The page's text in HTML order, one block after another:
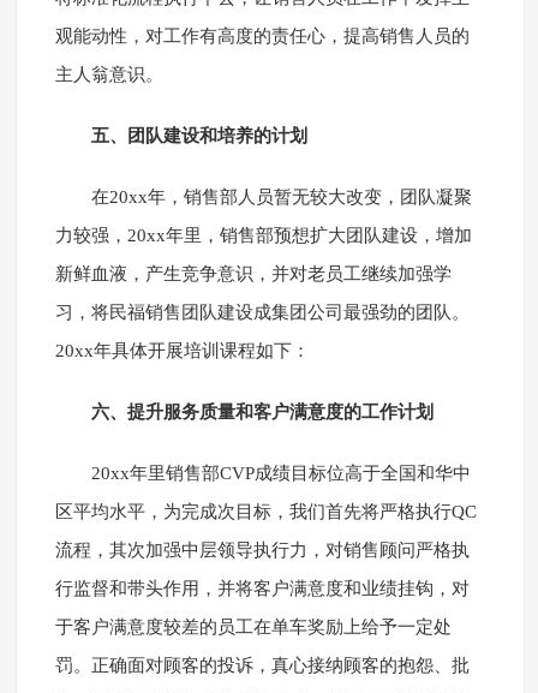
观能动性，对工作有高度的责任心，提高销售人员的
主人翁意识。
五、团队建设和培养的计划
在20xx年，销售部人员暂无较大改变，团队凝聚
力较强，20xx年里，销售部预想扩大团队建设，增加
新鲜血液，产生竞争意识，并对老员工继续加强学
习，将民福销售团队建设成集团公司最强劲的团队。
20xx年具体开展培训课程如下：
六、提升服务质量和客户满意度的工作计划
20xx年里销售部CVP成绩目标位高于全国和华中
区平均水平，为完成次目标，我们首先将严格执行QC
流程，其次加强中层领导执行力，对销售顾问严格执
行监督和带头作用，并将客户满意度和业绩挂钩，对
于客户满意度较差的员工在单车奖励上给予一定处
罚。正确面对顾客的投诉，真心接纳顾客的抱怨、批